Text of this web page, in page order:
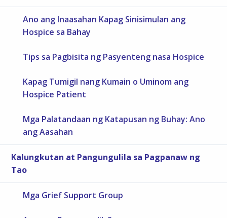
Ano ang Inaasahan Kapag Sinisimulan ang
Hospice sa Bahay
Tips sa Pagbisita ng Pasyenteng nasa Hospice
Kapag Tumigil nang Kumain o Uminom ang
Hospice Patient
Mga Palatandaan ng Katapusan ng Buhay: Ano
ang Aasahan
Kalungkutan at Pangungulila sa Pagpanaw ng
Tao
Mga Grief Support Group